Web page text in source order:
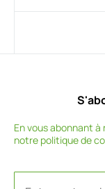
En vous abonnant
notre politique de